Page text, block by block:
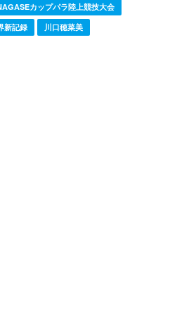
カップパラ陸上競技大会
新記録 川口穂菜美